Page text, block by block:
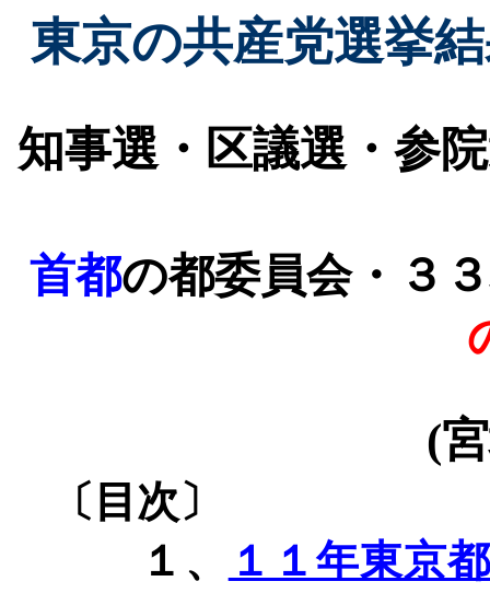
東京の共産党選挙
知事選・区議選・参
首都の都委員会・３
(
〔目次〕
１、
１１年東京